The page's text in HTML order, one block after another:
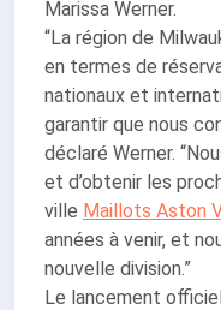
Marissa Werner.
“La région de
en termes de
nationaux et
garantir que nous
déclaré Werner.
et d’obtenir les
ville Maillots Aston
années à venir, et
nouvelle division.”
Le lancement